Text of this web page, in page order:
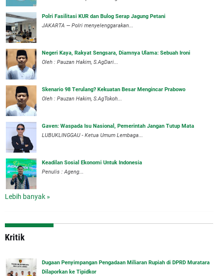
Polri Fasilitasi KUR dan Bulog Serap Jagung Petani
JAKARTA — Polri menyelenggarakan...
Negeri Kaya, Rakyat Sengsara, Diamnya Ulama: Sebuah Ironi
Oleh : Pauzan Hakim, S.AgDari...
Skenario 98 Terulang? Kekuatan Besar Mengincar Prabowo
Oleh : Pauzan Hakim, S.AgTokoh...
Gaven: Waspada Isu Nasional, Pemerintah Jangan Tutup Mata
LUBUKLINGGAU - Ketua Umum Lembaga...
Keadilan Sosial Ekonomi Untuk Indonesia
Penulis : Ageng...
Lebih banyak »
Kritik
‎Dugaan Penyimpangan Pengadaan Miliaran Rupiah di DPRD Muratara
Dilaporkan ke Tipidkor